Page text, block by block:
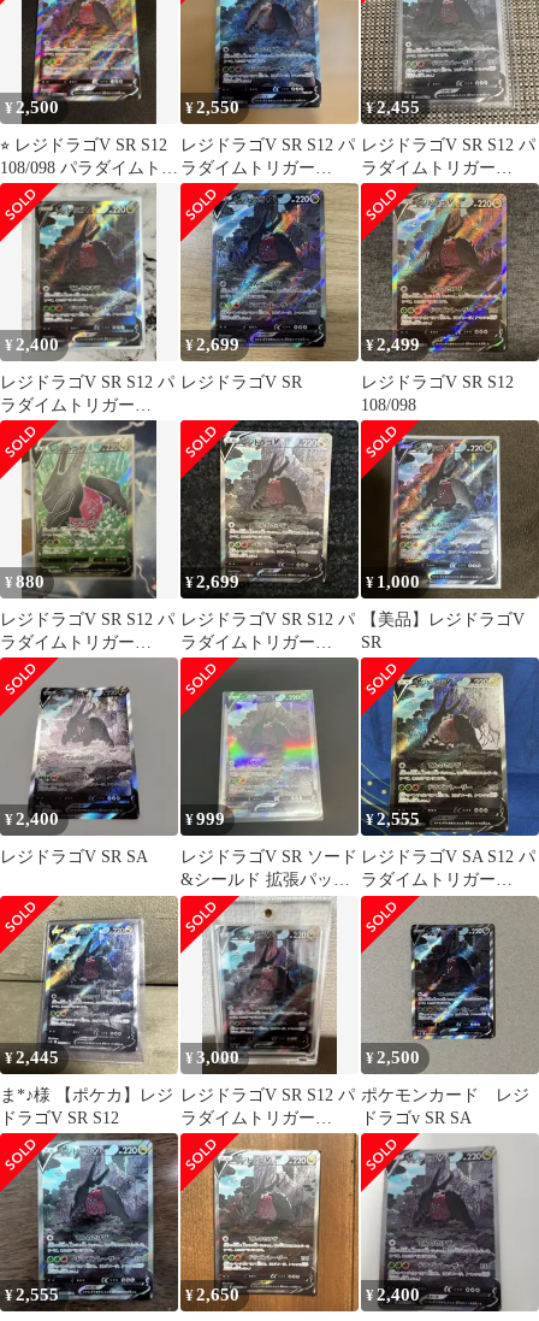
¥ 2,500
⭐︎ レジドラゴV SR S12
108/098 パラダイムトリ
ガー 状態良好
¥2,550
レジドラゴV SR S12 パ
ラダイムトリガー
108/098
¥2,455
レジドラゴV SR S12 パ
ラダイムトリガー
108/098
¥ 2,400
レジドラゴV SR S12 パ
ラダイムトリガー
108/098
¥2,699
レジドラゴV SR
¥2,499
レジドラゴV SR S12
108/098
¥880
レジドラゴV SR S12 パ
ラダイムトリガー
107/098
¥2,699
レジドラゴV SR S12 パ
ラダイムトリガー
108/098
¥ 1,000
【美品】レジドラゴV
SR
¥2,400
レジドラゴV SR SA
¥999
レジドラゴV SR ソード
&シールド 拡張パック
パラダイムトリガー キ
ラ 1…
¥2,555
レジドラゴV SA S12 パ
ラダイムトリガー
108/098
¥2,445
ま*♪様 【ポケカ】レジ
ドラゴV SR S12
¥3,000
レジドラゴV SR S12 パ
ラダイムトリガー
108/098
¥2,500
ポケモンカード レジ
ドラゴv SR SA
¥2,555 ¥2,650 ¥2,400